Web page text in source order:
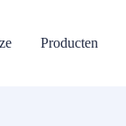
Producten